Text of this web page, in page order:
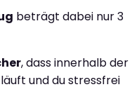
beträgt dabei nur 3
, dass innerhalb der
und du stressfrei